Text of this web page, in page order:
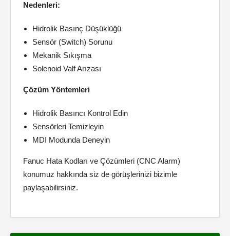
Nedenleri:
Hidrolik Basınç Düşüklüğü
Sensör (Switch) Sorunu
Mekanik Sıkışma
Solenoid Valf Arızası
Çözüm Yöntemleri
Hidrolik Basıncı Kontrol Edin
Sensörleri Temizleyin
MDI Modunda Deneyin
Fanuc Hata Kodları ve Çözümleri (CNC Alarm)
konumuz hakkında siz de görüşlerinizi bizimle
paylaşabilirsiniz.